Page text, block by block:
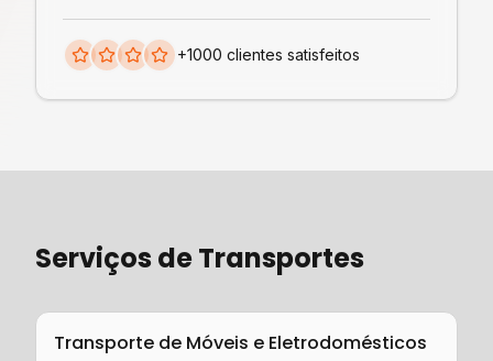
+1000 clientes satisfeitos
Serviços deTransportes
Transporte de Móveis e Eletrodomésticos